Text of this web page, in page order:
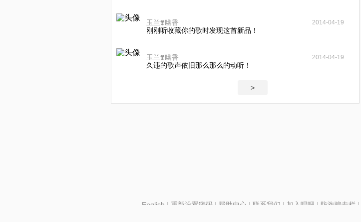
玉兰❣️幽香 2014-04-19
刚刚听收藏你的歌时发现这首新品！
玉兰❣️幽香 2014-04-19
久违的歌声依旧那么那么的动听！
>
English | 重新设置密码| 帮助中心 | 联系我们 | 加入唱吧 | 防诈骗专栏 |